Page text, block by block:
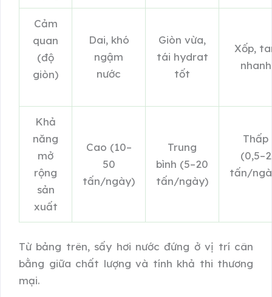
Cảm
quan
(độ
giòn)
Dai, khó
ngậm
nước
Giòn vừa,
tái hydrat
tốt
Xốp,
nhanh
Khả
năng
mở
rộng
sản
xuất
Cao (10–
50
tấn/ngày)
Trung
bình (5–20
tấn/ngày)
Thấp
(0,5–2
tấn/
Từ bảng trên, sấy hơi nước đứng ở vị trí cân
bằng giữa chất lượng và tính khả thi thương
mại.